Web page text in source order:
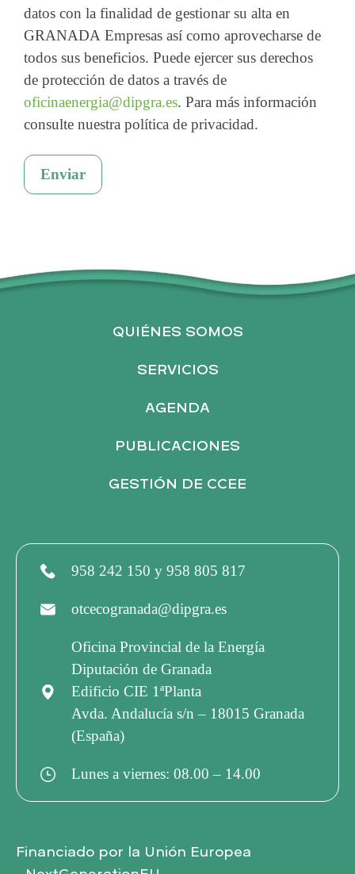
datos con la finalidad de gestionar su alta en
GRANADA Empresas así como aprovecharse de
todos sus beneficios. Puede ejercer sus derechos
de protección de datos a través de
oficinaenergia@dipgra.es. Para más información
consulte nuestra política de privacidad.
Enviar
e
QUIÉNES SOMOS
SERVICIOS
AGENDA
PUBLICACIONES
GESTIÓN DE CCEE
958 242 150 y 958 805 817
otcecogranada@dipgra.es
Oficina Provincial de la Energía
Diputación de Granada
Edificio CIE 1ªPlanta
Avda. Andalucía s/n – 18015 Granada
(España)
Lunes a viernes: 08.00 – 14.00
Financiado por la Unión Europea